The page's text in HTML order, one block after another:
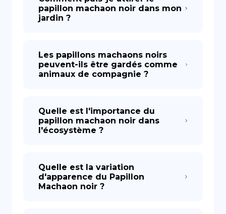
papillon machaon noir dans mon
jardin ?
Les papillons machaons noirs
peuvent-ils être gardés comme
animaux de compagnie ?
Quelle est l'importance du
papillon machaon noir dans
l'écosystème ?
Quelle est la variation
d'apparence du Papillon
Machaon noir ?